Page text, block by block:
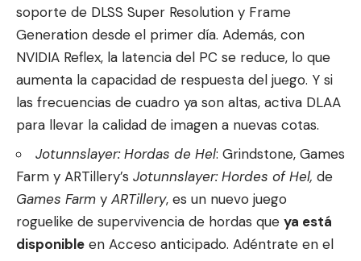
soporte de DLSS Super Resolution y Frame
Generation desde el primer día. Además, con
NVIDIA Reflex, la latencia del PC se reduce, lo que
aumenta la capacidad de respuesta del juego. Y si
las frecuencias de cuadro ya son altas, activa DLAA
para llevar la calidad de imagen a nuevas cotas.
Jotunnslayer: Hordas de Hel: Grindstone, Games
Farm y ARTillery’s Jotunnslayer: Hordes of Hel, de
Games Farm y ARTillery, es un nuevo juego
roguelike de supervivencia de hordas que ya está
disponible en Acceso anticipado. Adéntrate en el